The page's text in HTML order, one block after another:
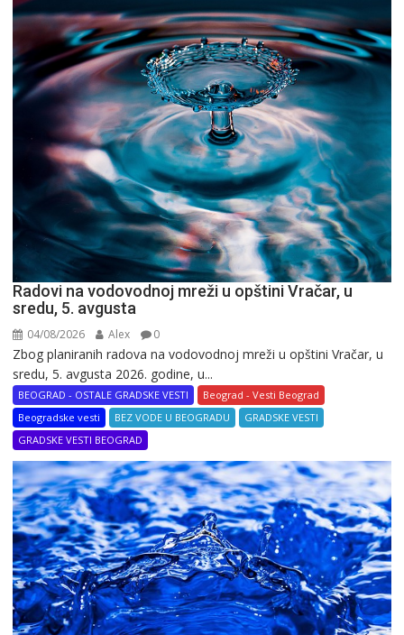
Radovi na vodovodnoj mreži u opštini Vračar, u
sredu, 5. avgusta
04/08/2026 Alex 0
Zbog planiranih radova na vodovodnoj mreži u opštini Vračar, u
sredu, 5. avgusta 2026. godine, u...
BEOGRAD - OSTALE GRADSKE VESTI
Beograd - Vesti Beograd
Beogradske vesti
BEZ VODE U BEOGRADU
GRADSKE VESTI
GRADSKE VESTI BEOGRAD